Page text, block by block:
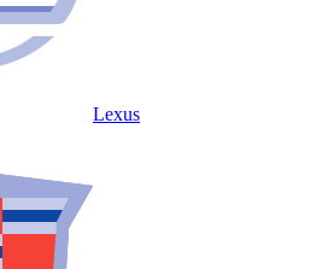
Lexus